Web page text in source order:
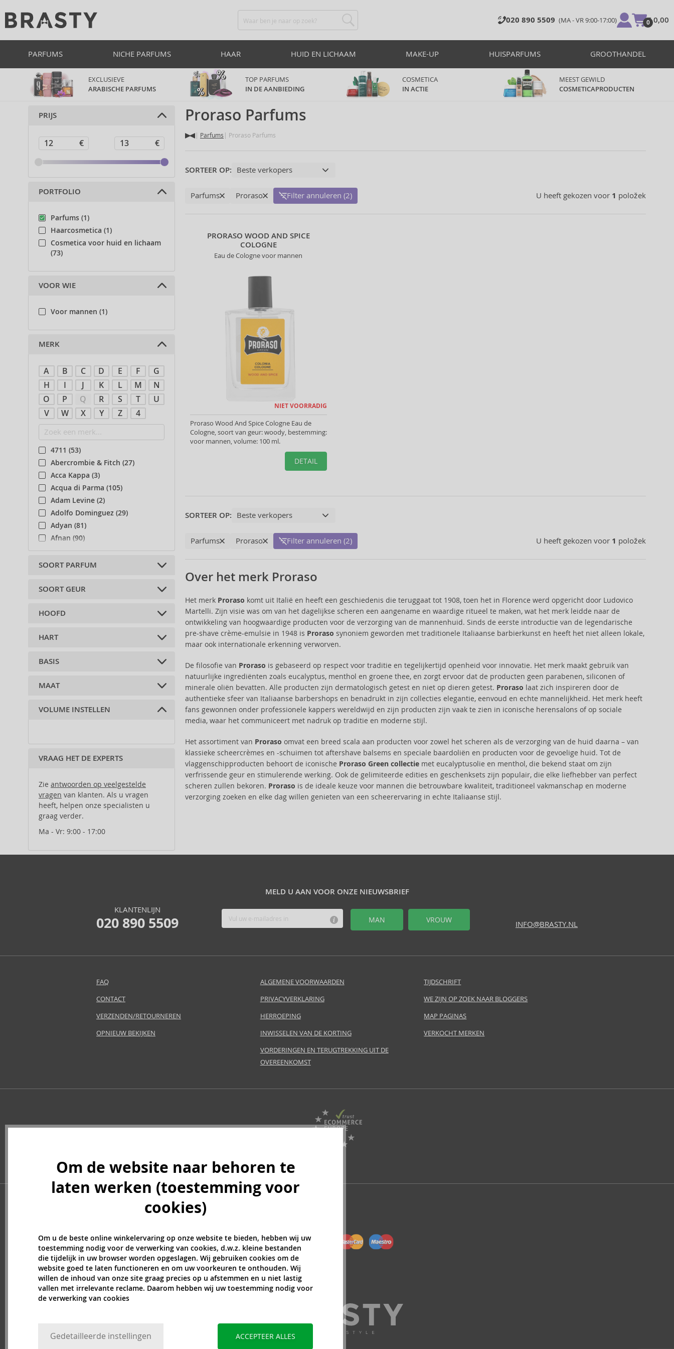
020 890 5509 (MA - VR 9:00-17:00) 0
€ 0,00
PARFUMS NICHE PARFUMS HAAR HUID EN LICHAAM MAKE-UP HUISPARFUMS GROOTHANDEL
EXCLUSIEVE
ARABISCHE PARFUMS
TOP PARFUMS
IN DE AANBIEDING
COSMETICA
IN ACTIE
MEEST GEWILD
COSMETICAPRODUCTEN
Proraso Parfums
Parfums Proraso Parfums
SORTEER OP:
U heeft gekozen voor 1 položek
Parfums Proraso Filter annuleren (2)
PRORASO WOOD AND SPICE
COLOGNE
Eau de Cologne voor mannen
NIET VOORRADIG
Proraso Wood And Spice Cologne Eau de
Cologne, soort van geur: woody, bestemming:
voor mannen, volume: 100 ml.
DETAIL
SORTEER OP:
U heeft gekozen voor 1 položek
Parfums Proraso Filter annuleren (2)
Over het merk Proraso
Het merk Proraso komt uit Italië en heeft een geschiedenis die teruggaat tot 1908, toen het in Florence werd opgericht door Ludovico
Martelli. Zijn visie was om van het dagelijkse scheren een aangename en waardige ritueel te maken, wat het merk leidde naar de
ontwikkeling van hoogwaardige producten voor de verzorging van de mannenhuid. Sinds de eerste introductie van de legendarische
pre-shave crème-emulsie in 1948 is Proraso synoniem geworden met traditionele Italiaanse barbierkunst en heeft het niet alleen lokale,
maar ook internationale erkenning verworven.
De filosofie van Proraso is gebaseerd op respect voor traditie en tegelijkertijd openheid voor innovatie. Het merk maakt gebruik van
natuurlijke ingrediënten zoals eucalyptus, menthol en groene thee, en zorgt ervoor dat de producten geen parabenen, siliconen of
minerale oliën bevatten. Alle producten zijn dermatologisch getest en niet op dieren getest. Proraso laat zich inspireren door de
authentieke sfeer van Italiaanse barbershops en benadrukt in zijn collecties elegantie, eenvoud en echte mannelijkheid. Het merk heeft
fans gewonnen onder professionele kappers wereldwijd en zijn producten zijn vaak te zien in iconische herensalons of op sociale
media, waar het communiceert met nadruk op traditie en moderne stijl.
Het assortiment van Proraso omvat een breed scala aan producten voor zowel het scheren als de verzorging van de huid daarna – van
klassieke scheercrèmes en -schuimen tot aftershave balsems en speciale baardoliën en producten voor de gevoelige huid. Tot de
vlaggenschipproducten behoort de iconische Proraso Green collectiemet eucalyptusolie en menthol, die bekend staat om zijn
verfrissende geur en stimulerende werking. Ook de gelimiteerde edities en geschenksets zijn populair, die elke liefhebber van perfect
scheren zullen bekoren. Proraso is de ideale keuze voor mannen die betrouwbare kwaliteit, traditioneel vakmanschap en moderne
verzorging zoeken en elke dag willen genieten van een scheerervaring in echte Italiaanse stijl.
PRIJS
PORTFOLIO
Parfums (1)
Haarcosmetica (1)
Cosmetica voor huid en lichaam
(73)
VOOR WIE
Voor mannen (1)
MERK
A B C D E F
G
H
I J K L M
N
O
P Q R S T
U
V
W X Y Z 4
4711 (53)
Abercrombie & Fitch (27)
Acca Kappa (3)
Acqua di Parma (105)
Adam Levine (2)
Adolfo Dominguez (29)
Adyan (81)
Afnan (90)
Agent Provocateur (13)
Aigner (42)
Al Haramain (182)
Alberta Ferretti (1)
Alexandre.J (31)
Alyssa Ashley (50)
Amouroud (1)
Anfar (61)
Anna Sui (22)
Annick Goutal (49)
Antonio Banderas (69)
Antonio Puig (8)
Aramis (14)
Balenciaga (3)
Betsey Johnson (1)
Beyonce (21)
Billie Eilish (5)
Bob Mackie (2)
Britney Spears (41)
Brut (1)
Bugatti (4)
Byblos (10)
Cadillac (3)
Caesars (1)
Caramelo (1)
SOORT PARFUM
Colognes (1)
SOORT GEUR
woody (1)
HOOFD
komijn (1)
HART
ceder (1)
BASIS
rozen (1)
MAAT
100 ml (1)
VOLUME INSTELLEN
VRAAG HET DE EXPERTS
Zie antwoorden op veelgestelde
vragen van klanten. Als u vragen
heeft, helpen onze specialisten u
graag verder.
Ma - Vr: 9:00 - 17:00
MELD U AAN VOOR ONZE NIEUWSBRIEF
MAN VROUW
KLANTENLIJN
020 890 5509 INFO@BRASTY.NL
FAQ
CONTACT
VERZENDEN/RETOURNEREN
OPNIEUW BEKIJKEN
ALGEMENE VOORWAARDEN
PRIVACYVERKLARING
HERROEPING
INWISSELEN VAN DE KORTING
VORDERINGEN EN TERUGTREKKING UIT DE
OVEREENKOMST
TIJDSCHRIFT
WE ZIJN OP ZOEK NAAR BLOGGERS
MAP PAGINAS
VERKOCHT MERKEN
Om de website naar behoren te
laten werken (toestemming voor
cookies)
Om u de beste online winkelervaring op onze website te bieden, hebben wij uw
toestemming nodig voor de verwerking van cookies, d.w.z. kleine bestanden
die tijdelijk in uw browser worden opgeslagen. Wij gebruiken cookies om de
website goed te laten functioneren en om uw voorkeuren te onthouden. Wij
willen de inhoud van onze site graag precies op u afstemmen en u niet lastig
vallen met irrelevante reclame. Daarom hebben wij uw toestemming nodig voor
de verwerking van cookies
Gedetailleerde instellingen ACCEPTEER ALLES